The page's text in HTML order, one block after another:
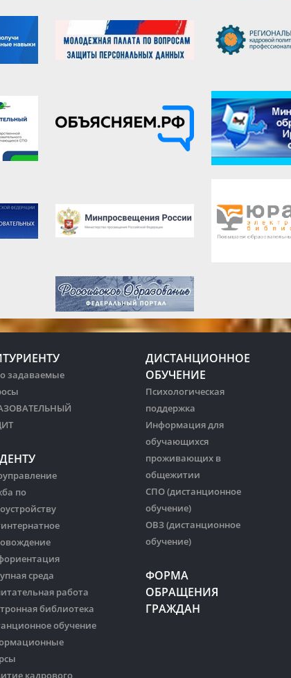
задаваемые
по
среда
работа
библиотека
обучение
кадрового
ДИСТАНЦИОННОЕ
ОБУЧЕНИЕ
Психологическая
поддержка
Информация для
обучающихся
проживающих в
общежитии
СПО (дистанционное
обучение)
ОВЗ (дистанционное
обучение)
ФОРМА
ОБРАЩЕНИЯ
ГРАЖДАН